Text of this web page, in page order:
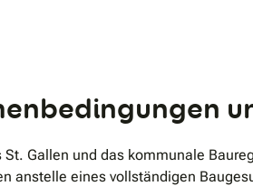
Gallen und das kommunale
anstelle eines vollständigen